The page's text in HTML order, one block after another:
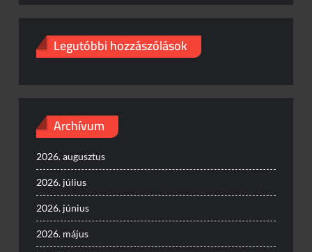
Legutóbbi hozzászólások
Archívum
2026. augusztus
2026. július
2026. június
2026. május